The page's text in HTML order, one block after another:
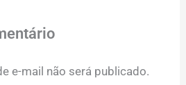
e-mail não será publicado.